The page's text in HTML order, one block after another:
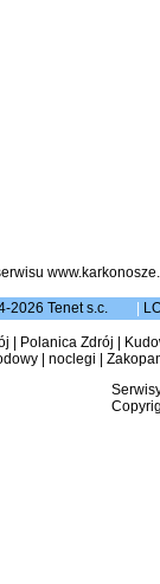
2026 Tenet s.c.
Polanica Zdrój
| noclegi